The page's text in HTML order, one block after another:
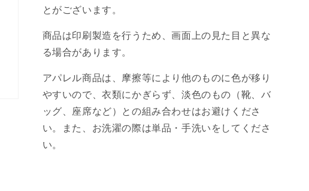
とがございます。
商品は印刷製造を行うため、画面上の見た目と異な
る場合があります。
アパレル商品は、摩擦等により他のものに色が移り
やすいので、衣類にかぎらず、淡色のもの（靴、バ
ッグ、座席など）との組み合わせはお避けくださ
い。また、お洗濯の際は単品・手洗いをしてくださ
い。